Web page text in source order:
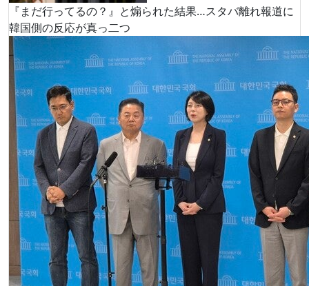
『まだ行ってるの？』と煽られた結果…スタバ離れ報道に
韓国側の反応が真っ二つ